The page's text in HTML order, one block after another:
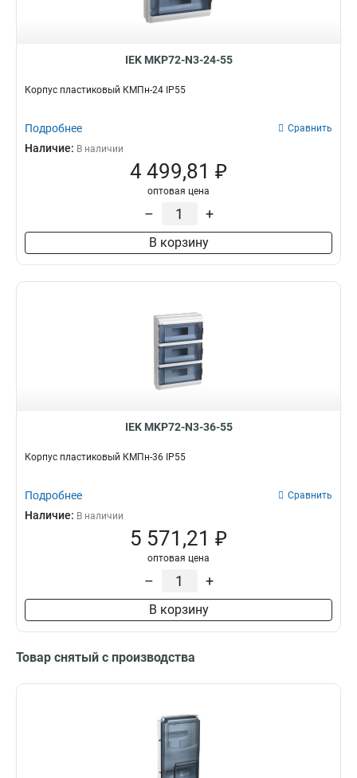
IEK MKP72-N3-24-55
Корпус пластиковый КМПн-24 IP55
Подробнее Сравнить
Наличие: В наличии
4 499,81 ₽
оптовая цена
– +
В корзину
IEK MKP72-N3-36-55
Корпус пластиковый КМПн-36 IP55
Подробнее Сравнить
Наличие: В наличии
5 571,21 ₽
оптовая цена
– +
В корзину
Товар снятый с производства